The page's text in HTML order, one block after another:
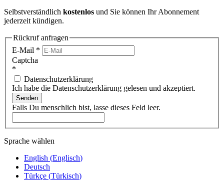
Selbstverständlich kostenlos und Sie können Ihr Abonnement
jederzeit kündigen.
Rückruf anfragen
E-Mail *
Captcha
*
Datenschutzerklärung
Ich habe die Datenschutzerklärung gelesen und akzeptiert.
Senden
Falls Du menschlich bist, lasse dieses Feld leer.
Sprache wählen
English (Englisch)
Deutsch
Türkçe (Türkisch)